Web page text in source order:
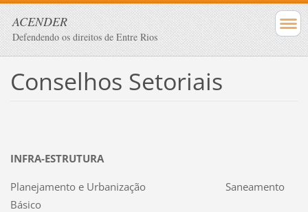
ACENDER
Defendendo os direitos de Entre Rios
Conselhos Setoriais
INFRA-ESTRUTURA
Planejamento e Urbanização Saneamento
Básico